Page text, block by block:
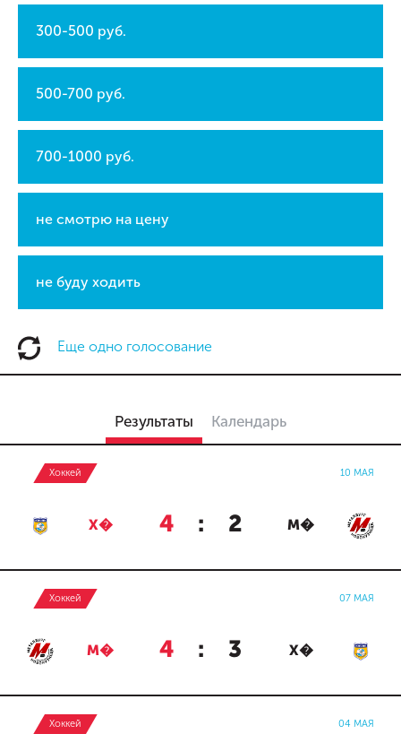
300-500 руб.
500-700 руб.
700-1000 руб.
не смотрю на цену
не буду ходить
Еще одно голосование
Результаты Календарь
Хоккей 10 МАЯ
Х� 4 : 2 М�
Хоккей 07 МАЯ
М� 4 : 3 Х�
Хоккей 04 МАЯ